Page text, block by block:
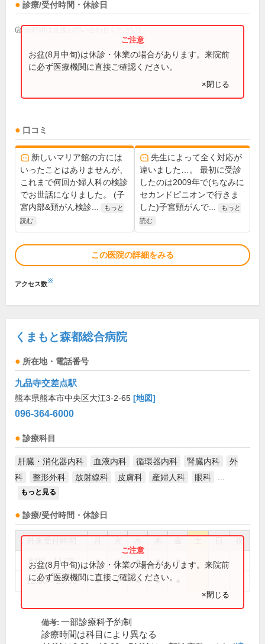
診療/受付時間・休診日
(診療時間は直接お問い合わせください)
お盆(8月中旬)は休診・休業の場合があります。来院前
に必ず医療機関に直接ご確認ください。
×閉じる
口コミ
新しいマリア館の方には
いったことはありませんが、
これまで何回か婦人科の検診
でお世話になりました。 (子
宮内部&頚がん検診...
もっと
読む
先生によって全く対応が
違いました…。 最初に受診
したのは2009年で(ちなみに
セカンドピニオンで行きま
した)子宮頸がんで...
もっと
読む
この医院の詳細をみる
アクセス数※
くまもと森都総合病院
所在地・電話番号
九品寺交差点駅
熊本県熊本市中央区大江3-2-65 [地図]
096-364-6000
診療科目
肝臓・消化器内科 血液内科 循環器内科 腎臓内科
外
科
整形外科 放射線科 皮膚科 産婦人科 眼科
もっと見る
診療/受付時間・休診日
祝
8:00～11:00 ● ● ● ● ●
12:30～15:30 ● ● ● ●
お盆(8月中旬)は休診・休業の場合があります。来院前
に必ず医療機関に直接ご確認ください。
×閉じる
備考: 一部診療科予約制
診療時間は科目により異なる